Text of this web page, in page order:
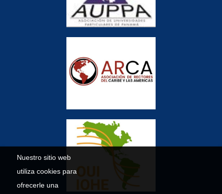
Nuestro sitio web
utiliza cookies para
ofrecerle una